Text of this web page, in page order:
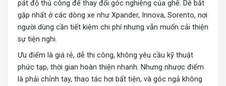
pát độ thủ công để thay đổi góc nghiêng của ghế. Dễ bắt
gặp nhất ở các dòng xe như Xpander, Innova, Sorento, nơi
người dùng cần tiết kiệm chi phí nhưng vẫn muốn cải thiện
sự tiện nghi.
Ưu điểm là giá rẻ, dễ thi công, không yêu cầu kỹ thuật
phức tạp, thời gian hoàn thiện nhanh. Nhưng nhược điểm
là phải chỉnh tay, thao tác hơi bất tiện, và góc ngả không